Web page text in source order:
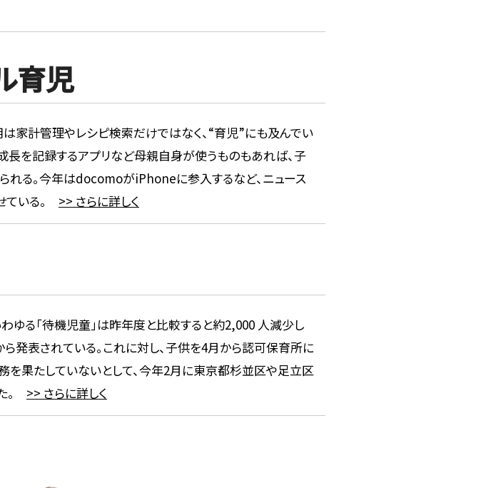
育児
は家計管理やレシピ検索だけではなく、“育児”にも及んでい
長を記録するアプリなど母親自身が使うものもあれば、子
る。今年はdocomoがiPhoneに参入するなど、ニュース
ている。 >> さらに詳しく
ゆる「待機児童」は昨年度と比較すると約2,000 人減少し
発表されている。これに対し、子供を4月から認可保育所に
果たしていないとして、今年2月に東京都杉並区や足立区
。 >> さらに詳しく